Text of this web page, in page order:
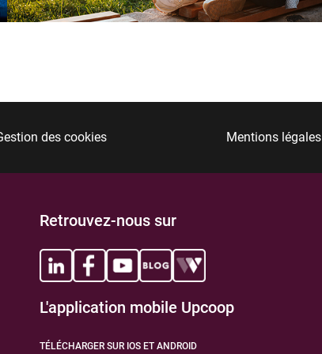
des cookies Mentions légales
Retrouvez-nous sur
L'application mobile Upcoop
TÉLÉCHARGER SUR IOS ET ANDROID